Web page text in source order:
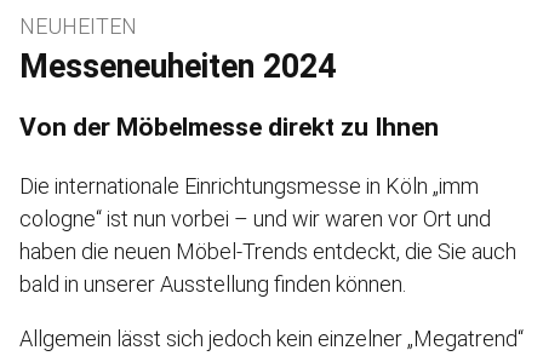
Messeneuheiten 2024
NEUHEITEN
Von der Möbelmesse direkt zu Ihnen
Die internationale Einrichtungsmesse in Köln „imm
cologne“ ist nun vorbei – und wir waren vor Ort und
haben die neuen Möbel-Trends entdeckt, die Sie auch
bald in unserer Ausstellung finden können.
Allgemein lässt sich jedoch kein einzelner „Megatrend“